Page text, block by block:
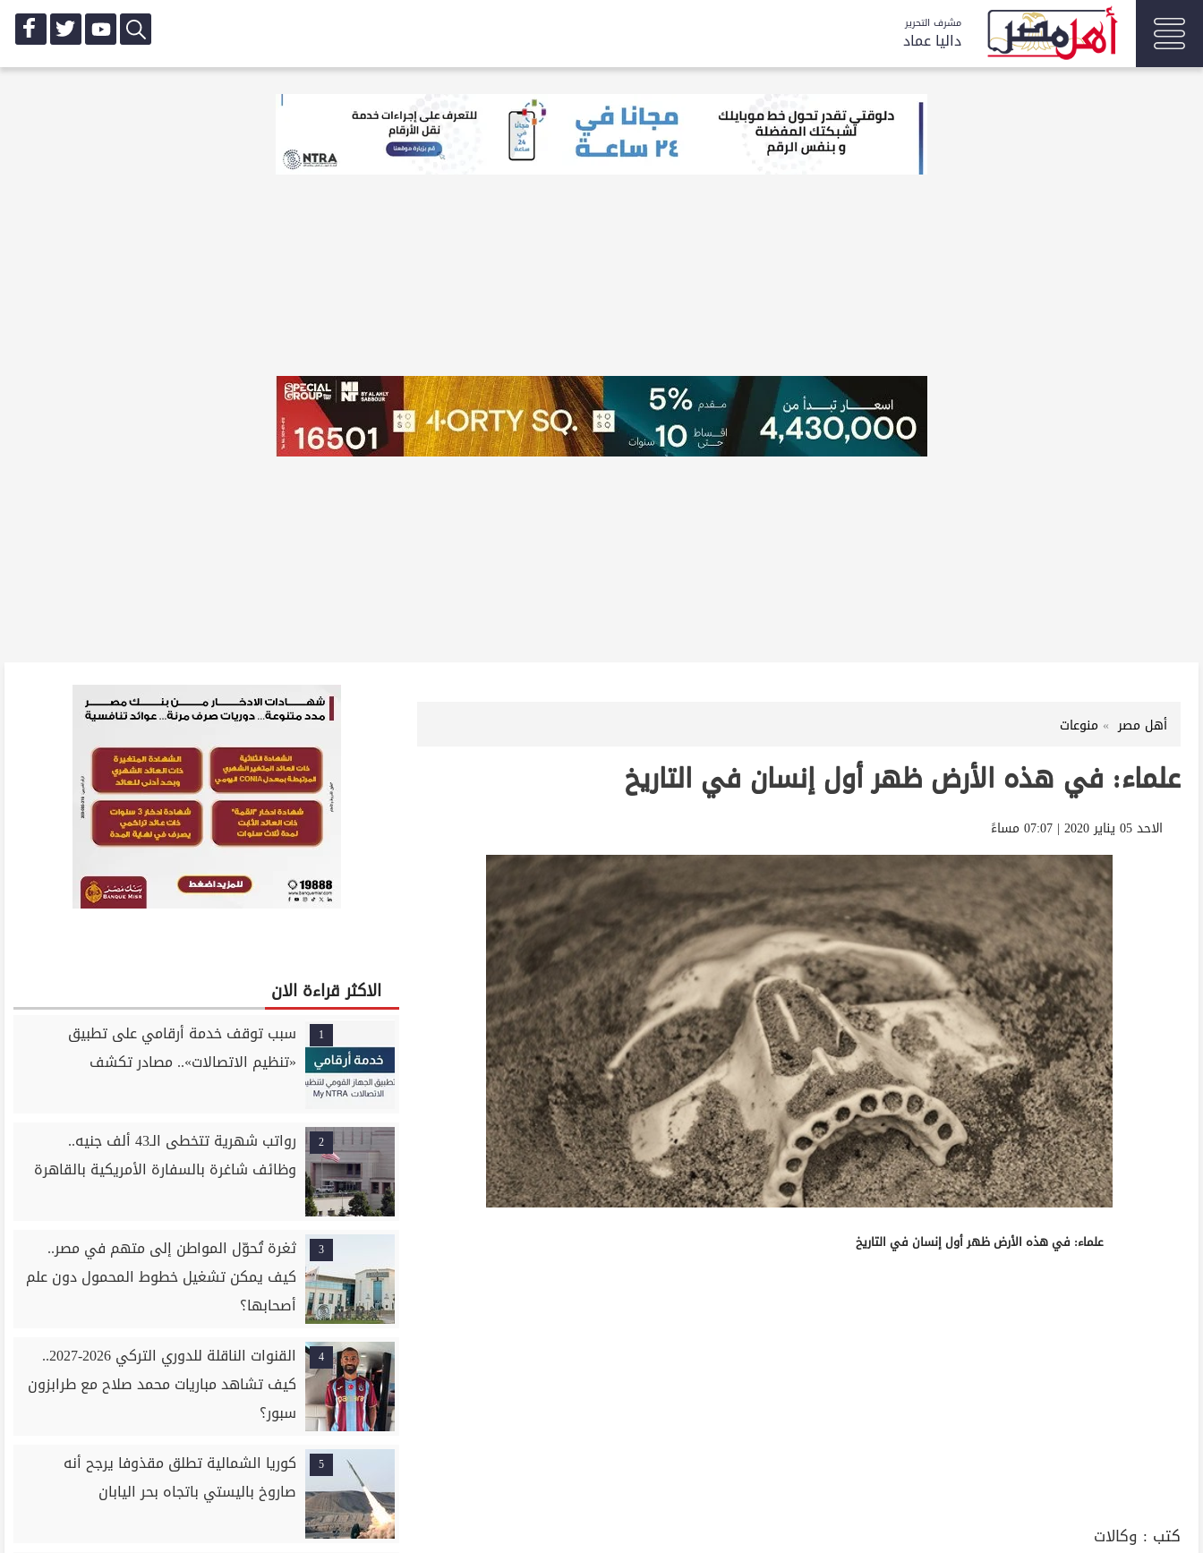
مشرف التحرير
داليا عماد
أهل مصر منوعات
علماء: في هذه الأرض ظهر أول إنسان في التاريخ
الاحد 05 يناير 2020 | 07:07 مساءً
علماء: في هذه الأرض ظهر أول إنسان في التاريخ
كتب : وكالات
الاكثر قراءة الان
1
سبب توقف خدمة أرقامي على تطبيق
«تنظيم الاتصالات».. مصادر تكشف
2
رواتب شهرية تتخطى الـ43 ألف جنيه..
وظائف شاغرة بالسفارة الأمريكية بالقاهرة
3
ثغرة تُحوّل المواطن إلى متهم في مصر..
كيف يمكن تشغيل خطوط المحمول دون علم
أصحابها؟
4
القنوات الناقلة للدوري التركي 2026-2027..
كيف تشاهد مباريات محمد صلاح مع طرابزون
سبور؟
5
كوريا الشمالية تطلق مقذوفا يرجح أنه
صاروخ باليستي باتجاه بحر اليابان